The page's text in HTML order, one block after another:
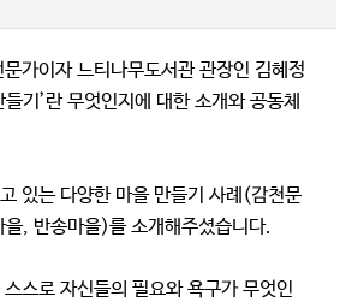
가이자 느티나무도서관 관장인 김혜정
기’란 무엇인지에 대한 소개와 공동체
있는 다양한 마을 만들기 사례(감천문
, 반송마을)를 소개해주셨습니다.
스로 자신들의 필요와 욕구가 무엇인